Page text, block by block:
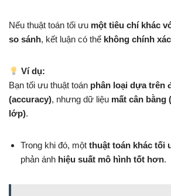
Nếu thuật toán tối ưu một tiêu chí khác
so sánh, kết luận có thể không chính xác
Ví dụ:
Bạn tối ưu thuật toán phân loại dựa trên
(accuracy), nhưng dữ liệu mất cân bằng
lớp).
Trong khi đó, một thuật toán khác tối
phản ánh hiệu suất mô hình tốt hơn.